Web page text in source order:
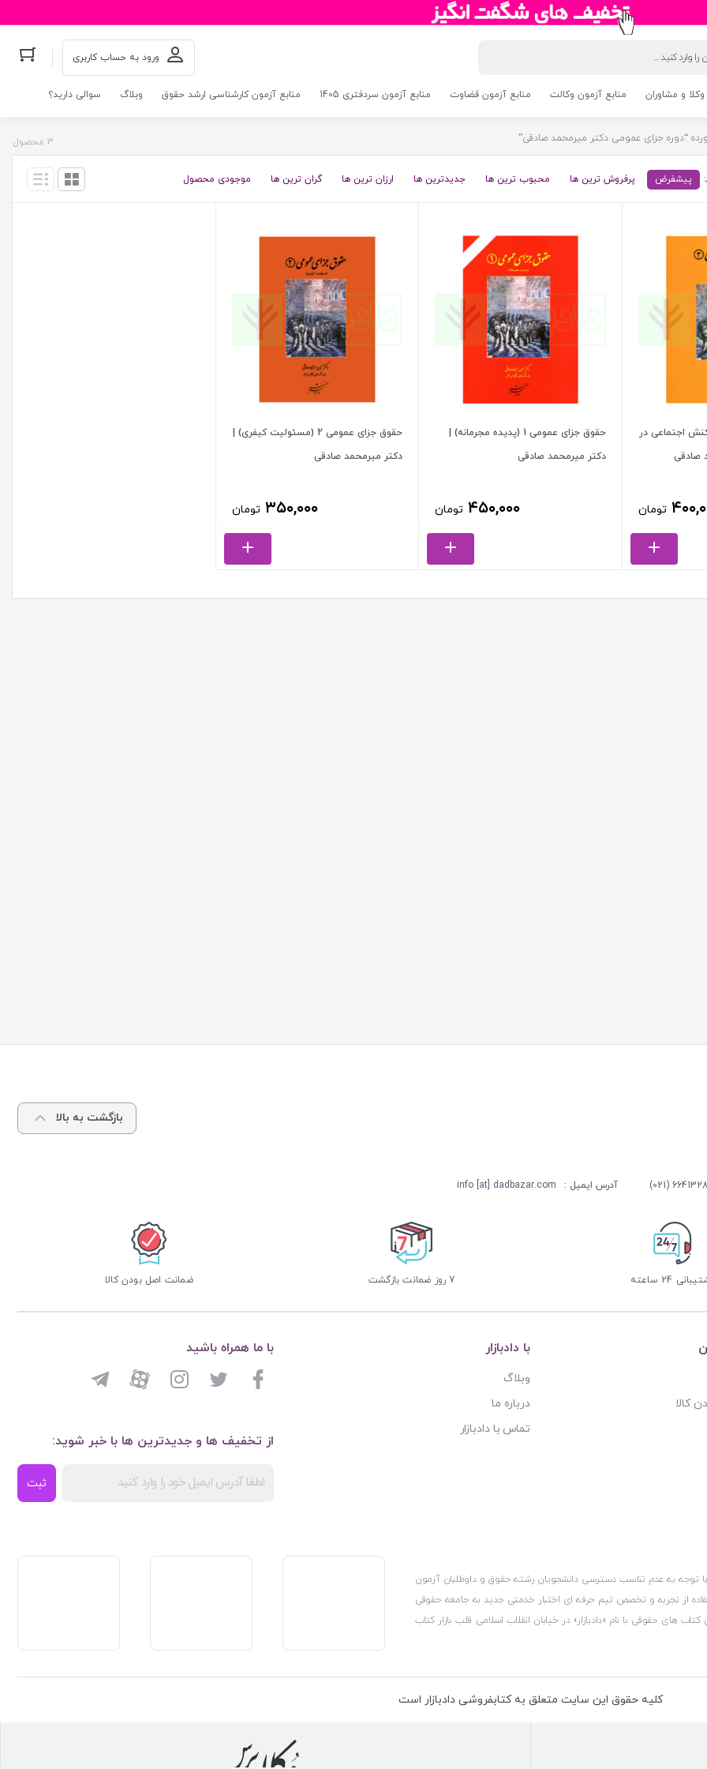
ورود به حساب کاربری
و مشاوران منابع آزمون وکالت منابع آزمون قضاوت منابع آزمون سردفتری 1405 منابع آزمون کارشناسی ارشد حقوق وبلاگ سوالی دارید؟
“دوره جزای عمومی دکتر میرمحمد صادقی” 3 محصول
پیشفرض پرفروش ترین ها محبوب ترین ها جدیدترین ها ارزان ترین ها گران ترین ها موجودی محصول
عمومی 3 (واکنش اجتماعی در
صادقی
تومان
حقوق جزای عمومی 1 (پدیده مجرمانه) |
دکتر میرمحمد صادقی
۴۵۰,۰۰۰ تومان
حقوق جزای عمومی 2 (مسئولیت کیفری) |
دکتر میرمحمد صادقی
۳۵۰,۰۰۰ تومان
بازگشت به بالا
آدرس ایمیل : info [at] dadbazar.com
24 ساعته 7 روز ضمانت بازگشت ضمانت اصل بودن کالا
کالا
با دادبازار
وبلاگ
درباره ما
تماس با دادبازار
از تخفیف ها و جدیدترین ها با خبر شوید:
ثبت
با ما همراه باشید
توجه به عدم تناسب دسترسی دانشجویان رشته حقوق و داوطلبان آزمون
از تجربه و تخصص تیم حرفه ای اختبار خدمتی جدید به جامعه حقوقی
های حقوقی با نام «دادبازار» در خیابان انقلاب اسلامی قلب بازار کتاب
وزارت صنعت، معدن و تجارت، نشان ملی ثبت رسانه های دیجیتال از
تلفیق آن با شناخت کامل نیازهای جامعه حقوقی کشور راه اندازی کردیم تا
کلیه حقوق این سایت متعلق به کتابفروشی دادبازار است